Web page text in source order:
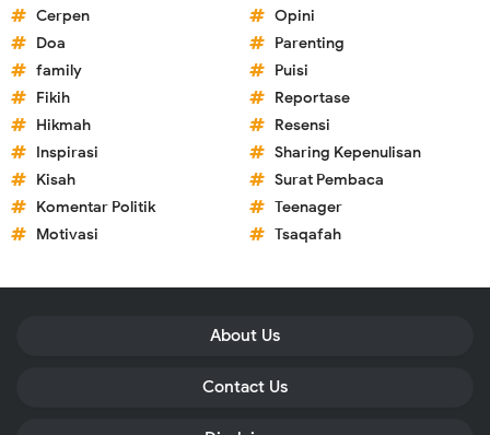
Cerpen
Doa
family
Fikih
Hikmah
Inspirasi
Kisah
Komentar Politik
Motivasi
Opini
Parenting
Puisi
Reportase
Resensi
Sharing Kepenulisan
Surat Pembaca
Teenager
Tsaqafah
About Us
Contact Us